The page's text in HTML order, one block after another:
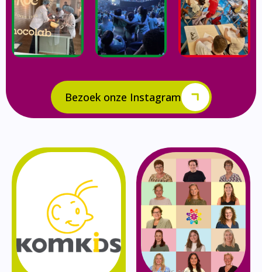
Bezoek onze Instagram